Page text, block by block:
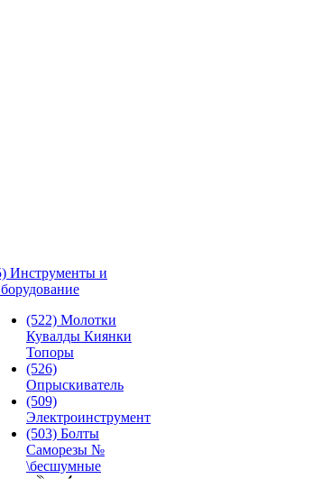
Инструменты и
(522) Молотки
Кувалды Киянки
Топоры
(526)
Опрыскиватель
(509)
Электроинструмент
(503) Болты
Саморезы №
\бесшумные